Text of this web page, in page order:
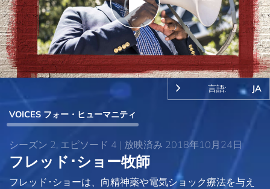
Play
Video
言語: JA
VOICES フォー・ヒューマニティ
シーズン 2, エピソード 4 | 放映済み 2018年10月24日
フレッド･ショー牧師
フレッド･ショーは、向精神薬や電気ショック療法を与え